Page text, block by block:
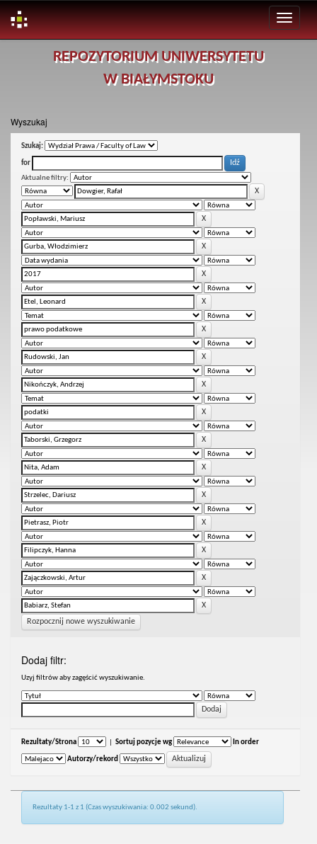
REPOZYTORIUM UNIWERSYTETU
W BIAŁYMSTOKU
Wyszukaj
Szukaj:
for
Aktualne filtry:
Rozpocznij nowe wyszukiwanie
Dodaj filtr:
Uzyj filtrów aby zagęścić wyszukiwanie.
Rezultaty/Strona Sortuj pozycje wg In order
Autorzy/rekord
Rezultaty 1-1 z 1 (Czas wyszukiwania: 0.002 sekund).